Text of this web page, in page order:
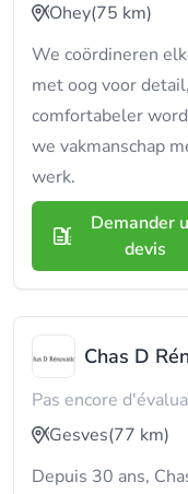
Ohey(75 km)
We coördineren
met oog voor
comfortabeler
we vakmanschap
werk.
Demander
devis
Chas D
Pas encore
Gesves(77 km)
Depuis 30 ans,